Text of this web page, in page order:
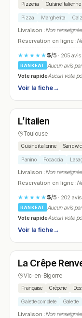
Pizzeria Cuisine italienne
Pizza Margherita
Livraison :Non renseignée
Réservation en ligne :
★★★★★ 5/5· 205
RANKEAT
Aucun avis
Vote rapideAucun vote
Voir la fiche→
N° 16
L’italien
Toulouse
Cuisine italienne
Panino Focaccia
Livraison :Non renseignée
Réservation en ligne :
★★★★★ 5/5· 202
RANKEAT
Aucun avis
Vote rapideAucun vote
Voir la fiche→
N° 17
La Crêpe
Vic-en-Bigorre
Française Crêperie
Galette complete Galette
Livraison :Non renseignée